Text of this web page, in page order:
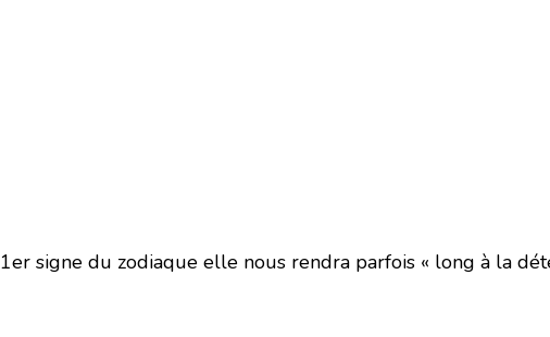
signe du zodiaque elle nous rendra parfois « long à la